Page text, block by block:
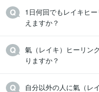
1日何回でもレイキヒ
えますか？
氣（レイキ）ヒーリン
りますか？
自分以外の人に氣（レ